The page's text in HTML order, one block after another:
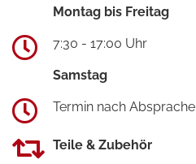
Montag bis Freitag
7:30 - 17:00 Uhr
Samstag
Termin nach Absprache
Teile & Zubehör